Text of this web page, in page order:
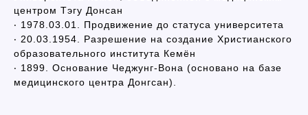
центром Тэгу Донсан
‧ 1978.03.01. Продвижение до статуса университета
‧ 20.03.1954. Разрешение на создание Христианского
образовательного института Кемён
‧ 1899. Основание Чеджунг-Вона (основано на базе
медицинского центра Донгсан).